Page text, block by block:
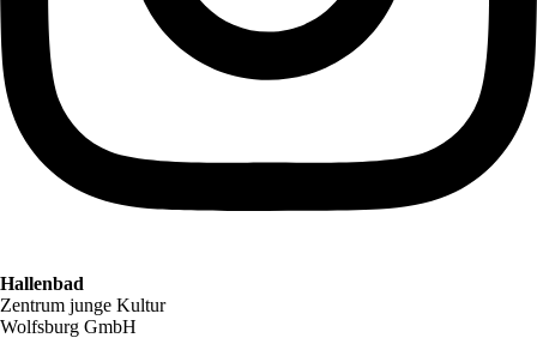
Hallenbad
Zentrum junge Kultur
Wolfsburg GmbH